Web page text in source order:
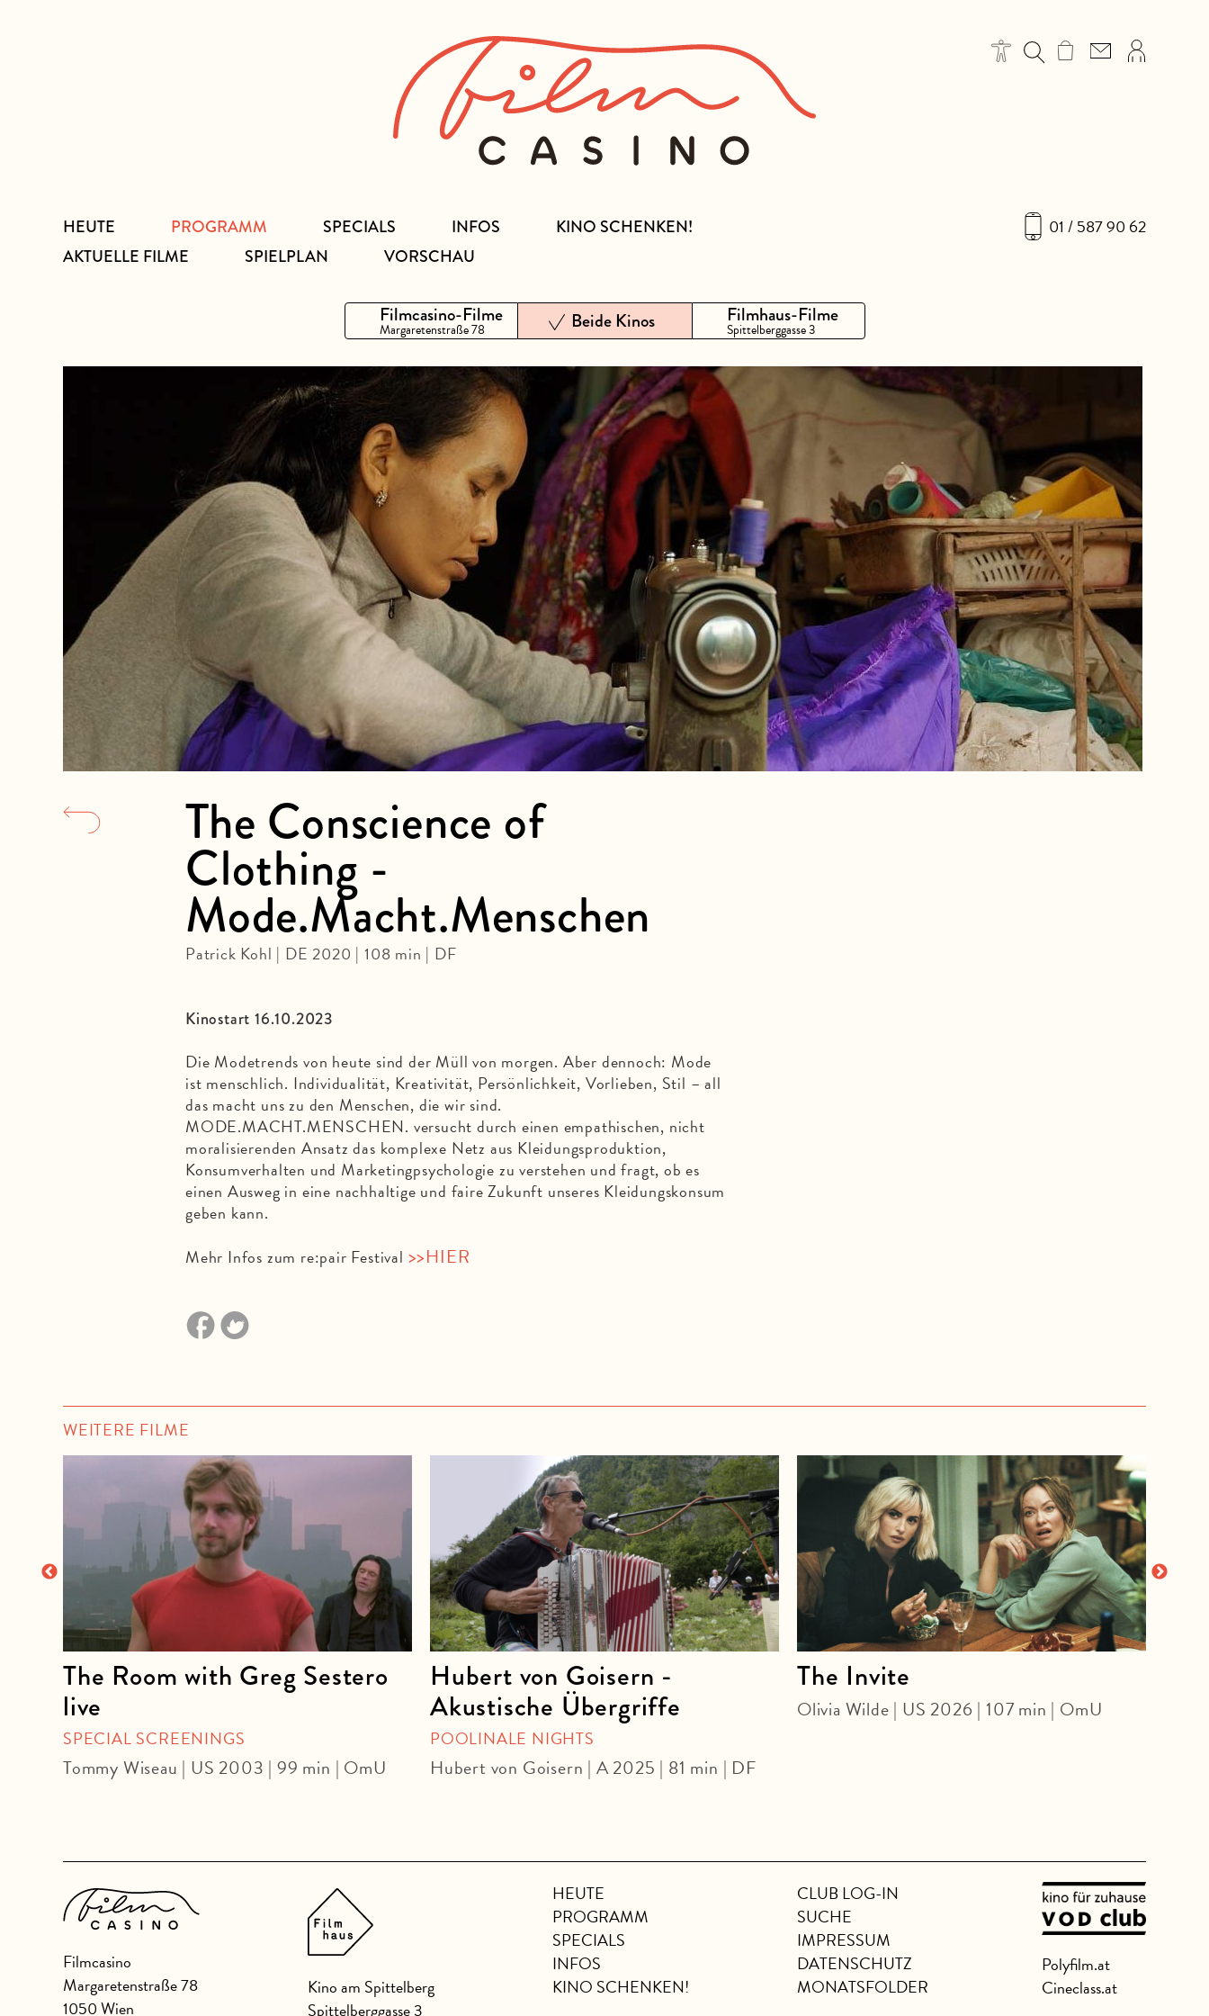
01 / 587 90 62
HEUTE
PROGRAMM
AKTUELLE FILME
SPIELPLAN VORSCHAU
SPECIALS INFOS KINO SCHENKEN!
Filmcasino-Filme
Margaretenstraße 78 Beide Kinos Filmhaus-Filme
Spittelberggasse 3
The Conscience of
Clothing -
Mode.Macht.Menschen
Patrick Kohl | DE 2020 | 108 min | DF
Kinostart 16.10.2023
Die Modetrends von heute sind der Müll von morgen. Aber dennoch: Mode
ist menschlich. Individualität, Kreativität, Persönlichkeit, Vorlieben, Stil – all
das macht uns zu den Menschen, die wir sind.
MODE.MACHT.MENSCHEN. versucht durch einen empathischen, nicht
moralisierenden Ansatz das komplexe Netz aus Kleidungsproduktion,
Konsumverhalten und Marketingpsychologie zu verstehen und fragt, ob es
einen Ausweg in eine nachhaltige und faire Zukunft unseres Kleidungskonsum
geben kann.
Mehr Infos zum re:pair Festival >>HIER
WEITERE FILME
The Room with Greg Sestero
live
SPECIAL SCREENINGS
Tommy Wiseau | US 2003 | 99 min | OmU
Hubert von Goisern -
Akustische Übergriffe
POOLINALE NIGHTS
Hubert von Goisern | A 2025 | 81 min | DF
The Invite
Olivia Wilde | US 2026 | 107 min | OmU
Filmcasino
Margaretenstraße 78
1050 Wien
Kino am Spittelberg
Spittelberggasse 3
HEUTE
PROGRAMM
SPECIALS
INFOS
KINO SCHENKEN!
CLUB LOG-IN
SUCHE
IMPRESSUM
DATENSCHUTZ
MONATSFOLDER
Polyfilm.at
Cineclass.at